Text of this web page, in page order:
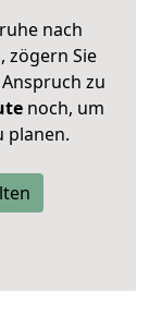
nach
zögern Sie
zu
noch, um
planen.